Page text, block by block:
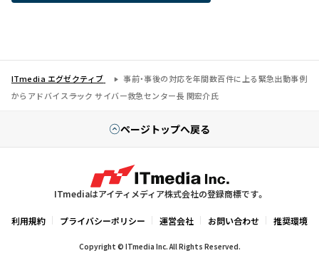
ITmedia エグゼクティブ
事前・事後の対応を年間数百件に上る緊急出動事例
からアドバイス――ラック サイバー救急センター長 関宏介氏
ページトップへ戻る
ITmediaはアイティメディア株式会社の登録商標です。
利用規約 プライバシーポリシー 運営会社 お問い合わせ 推奨環境
Copyright © ITmedia Inc. All Rights Reserved.